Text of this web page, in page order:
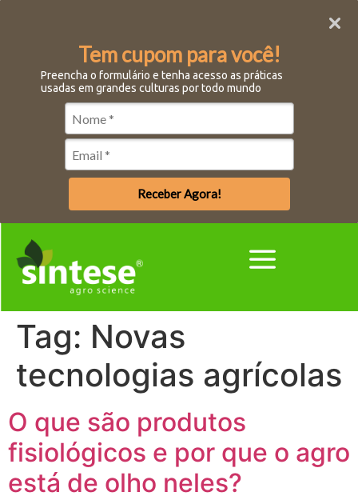
Tem cupom para você!
Preencha o formulário e tenha acesso as práticas
usadas em grandes culturas por todo mundo
Receber Agora!
Tag: Novas
tecnologias agrícolas
O que são produtos
fisiológicos e por que o agro
está de olho neles?